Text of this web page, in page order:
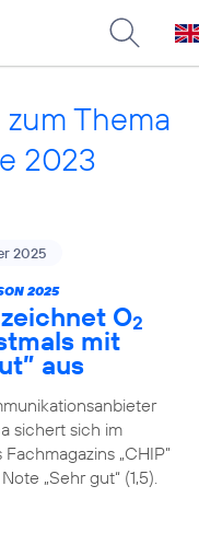
Thema
2023
2025
2025
O2
mit
aus
sichert sich im
„CHIP”
„Sehr gut“ (1,5).